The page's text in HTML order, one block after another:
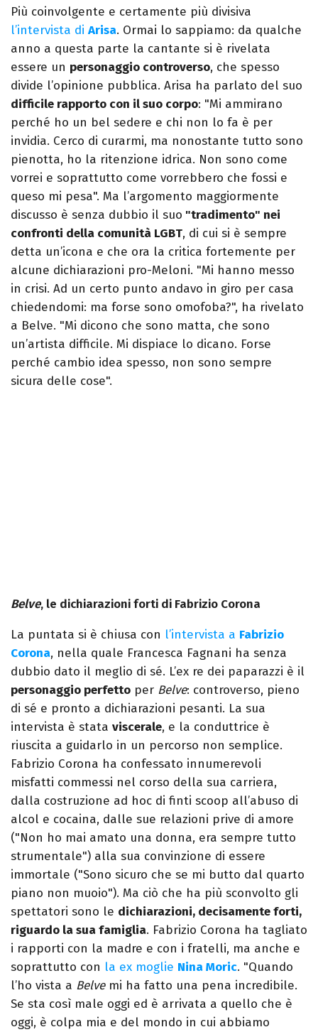
Più coinvolgente e certamente più divisiva
l’intervista di Arisa. Ormai lo sappiamo: da qualche
anno a questa parte la cantante si è rivelata
essere un personaggio controverso, che spesso
divide l’opinione pubblica. Arisa ha parlato del suo
difficile rapporto con il suo corpo: "Mi ammirano
perché ho un bel sedere e chi non lo fa è per
invidia. Cerco di curarmi, ma nonostante tutto sono
pienotta, ho la ritenzione idrica. Non sono come
vorrei e soprattutto come vorrebbero che fossi e
queso mi pesa". Ma l’argomento maggiormente
discusso è senza dubbio il suo "tradimento" nei
confronti della comunità LGBT, di cui si è sempre
detta un’icona e che ora la critica fortemente per
alcune dichiarazioni pro-Meloni. "Mi hanno messo
in crisi. Ad un certo punto andavo in giro per casa
chiedendomi: ma forse sono omofoba?", ha rivelato
a Belve. "Mi dicono che sono matta, che sono
un’artista difficile. Mi dispiace lo dicano. Forse
perché cambio idea spesso, non sono sempre
sicura delle cose".
Belve, le dichiarazioni forti di Fabrizio Corona
La puntata si è chiusa con l’intervista a Fabrizio
Corona, nella quale Francesca Fagnani ha senza
dubbio dato il meglio di sé. L’ex re dei paparazzi è il
personaggio perfetto per Belve: controverso, pieno
di sé e pronto a dichiarazioni pesanti. La sua
intervista è stata viscerale, e la conduttrice è
riuscita a guidarlo in un percorso non semplice.
Fabrizio Corona ha confessato innumerevoli
misfatti commessi nel corso della sua carriera,
dalla costruzione ad hoc di finti scoop all’abuso di
alcol e cocaina, dalle sue relazioni prive di amore
("Non ho mai amato una donna, era sempre tutto
strumentale") alla sua convinzione di essere
immortale ("Sono sicuro che se mi butto dal quarto
piano non muoio"). Ma ciò che ha più sconvolto gli
spettatori sono le dichiarazioni, decisamente forti,
riguardo la sua famiglia. Fabrizio Corona ha tagliato
i rapporti con la madre e con i fratelli, ma anche e
soprattutto con la ex moglie Nina Moric. "Quando
l’ho vista a Belvemi ha fatto una pena incredibile.
Se sta così male oggi ed è arrivata a quello che è
oggi, è colpa mia e del mondo in cui abbiamo